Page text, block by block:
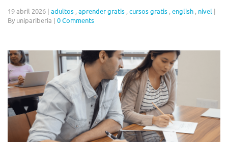
19 abril 2026 | adultos ,aprender gratis ,cursos gratis ,english , nivel |
By unipariberia | 0 Comments